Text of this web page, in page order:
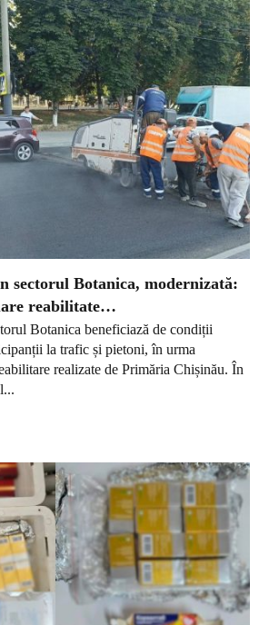
sectorul Botanica, modernizată:
reabilitate…
Botanica beneficiază de condiții
la trafic și pietoni, în urma
realizate de Primăria Chișinău. În